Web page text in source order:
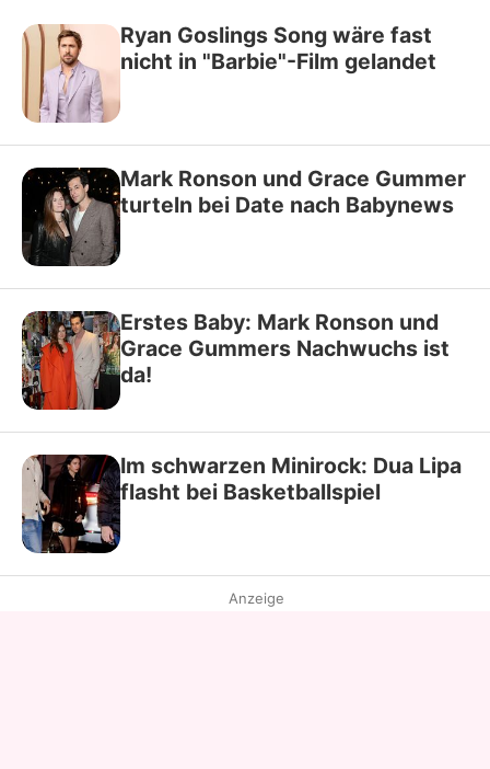
Ryan Goslings Song wäre fast
nicht in "Barbie"-Film gelandet
Mark Ronson und Grace Gummer
turteln bei Date nach Babynews
Erstes Baby: Mark Ronson und
Grace Gummers Nachwuchs ist
da!
Im schwarzen Minirock: Dua Lipa
flasht bei Basketballspiel
Anzeige